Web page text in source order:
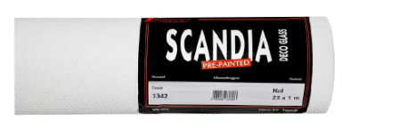
niet-zuigende ondergronden
Voorstrijkmiddel– Aanbevolen bij nieuwe muren of
Behangroller en lijmkwast
– Voor gelijkmatig
aanbrengen van de lijm